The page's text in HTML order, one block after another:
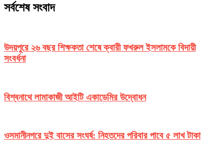
সর্বশেষ সংবাদ
উদয়পুরে ২৬ বছর শিক্ষকতা শেষে ক্বারী ফখরুল ইসলামকে বিদায়ী
সংবর্ধনা
বিশ্বনাথে লামাকাজী আইটি একাডেমির উদ্বোধন
ওসমানীনগরে দুই বাসের সংঘর্ষ: নিহতদের পরিবার পাবে ৫ লাখ টাকা